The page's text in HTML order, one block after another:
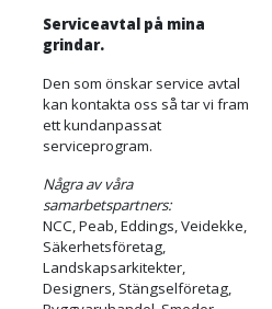
Räcken och staket från Accessa
underhåll men om den står i en
smutsig miljö t.ex. nära en väg
kan den rengöras med vatten
och vanligt bilschampo. En
droppe olja på grind-
gångjärnen minskar slitage och
eliminerar ev gnissel. Smörj
gärna din grind på hösten/ före
vinterhalvåret, då minskar
risken att oljan drar till sej
smuts, damm och pollen.